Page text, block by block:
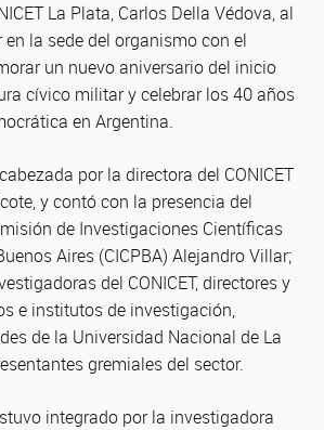
La Plata, Carlos Della Védova, al
la sede del organismo con el
un nuevo aniversario del inicio
cívico militar y celebrar los 40 años
en Argentina.
por la directora del CONICET
y contó con la presencia del
de Investigaciones Científicas
Aires (CICPBA) Alejandro Villar;
del CONICET, directores y
e institutos de investigación,
de la Universidad Nacional de La
gremiales del sector.
integrado por la investigadora